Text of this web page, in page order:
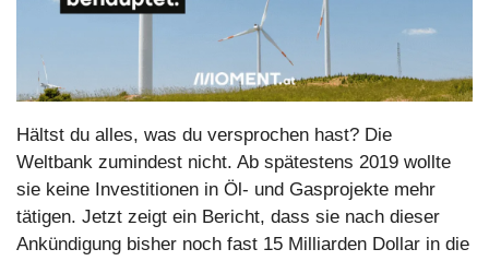
Hältst du alles, was du versprochen hast? Die
Weltbank zumindest nicht. Ab spätestens 2019 wollte
sie keine Investitionen in Öl- und Gasprojekte mehr
tätigen. Jetzt zeigt ein Bericht, dass sie nach dieser
Ankündigung bisher noch fast 15 Milliarden Dollar in die